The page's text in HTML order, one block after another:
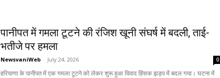
पानीपत में गमला टूटने की रंजिश खूनी संघर्ष में बदली, ताई-
भतीजे पर हमला
NewsvaniWeb - July 24, 2026 0
हरियाणा के पानीपत में एक गमला टूटने को लेकर शुरू हुआ विवाद हिंसक झड़प में बदल गया। घटना में